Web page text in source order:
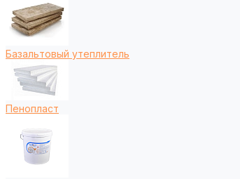
Базальтовый утеплитель
Пенопласт